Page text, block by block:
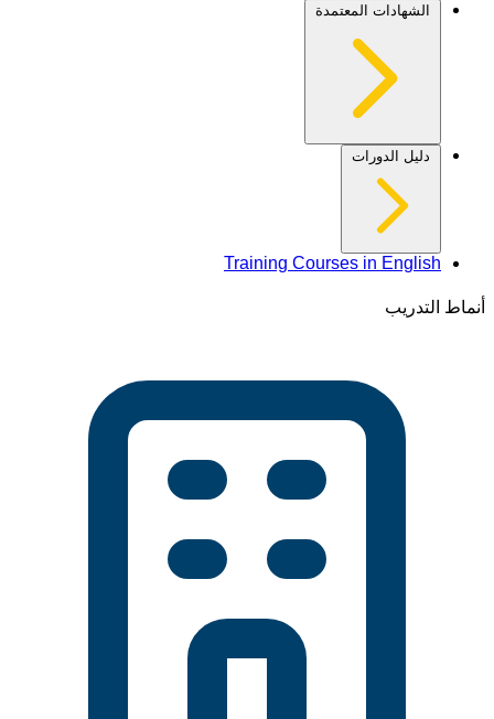
الشهادات المعتمدة
دليل الدورات
Training Courses in English
أنماط التدريب